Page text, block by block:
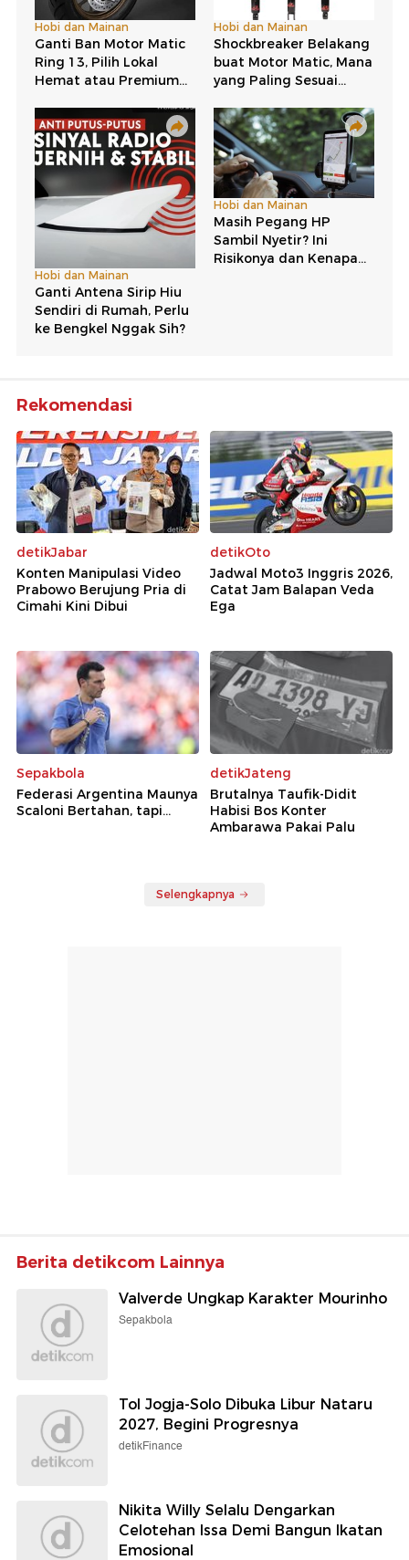
Rekomendasi
detikJabar
Konten Manipulasi Video
Prabowo Berujung Pria di
Cimahi Kini Dibui
detikOto
Jadwal Moto3 Inggris 2026,
Catat Jam Balapan Veda
Ega
Sepakbola
Federasi Argentina Maunya
Scaloni Bertahan, tapi...
detikJateng
Brutalnya Taufik-Didit
Habisi Bos Konter
Ambarawa Pakai Palu
Selengkapnya
Berita detikcom Lainnya
Valverde Ungkap Karakter Mourinho
Sepakbola
Tol Jogja-Solo Dibuka Libur Nataru
2027, Begini Progresnya
detikFinance
Nikita Willy Selalu Dengarkan
Celotehan Issa Demi Bangun Ikatan
Emosional